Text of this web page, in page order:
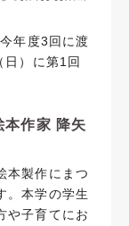
年度3回に渡
日）に第1回
作家 降矢
本製作にまつ
。本学の学生
や子育てにお